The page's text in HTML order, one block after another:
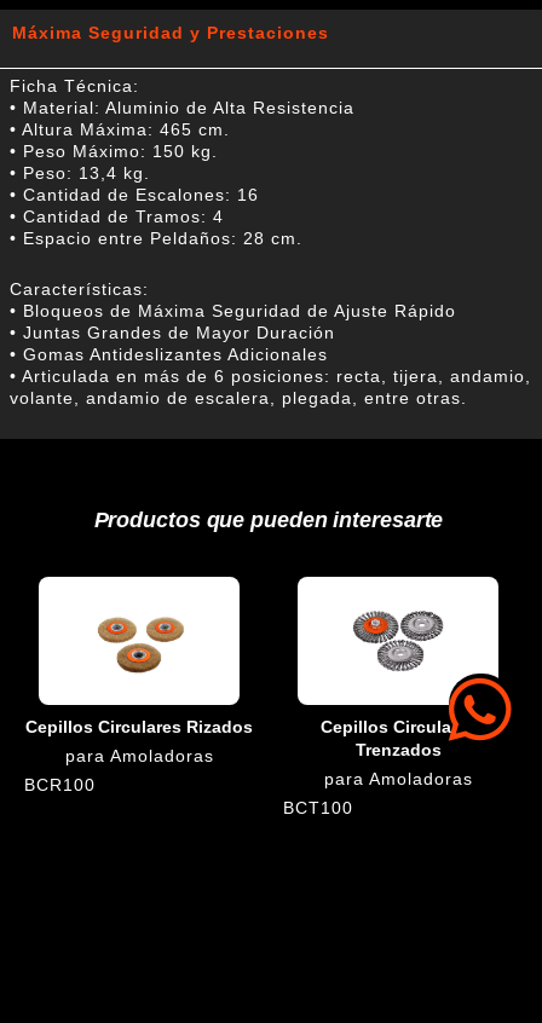
Máxima Seguridad y Prestaciones
Ficha Técnica:
• Material: Aluminio de Alta Resistencia
• Altura Máxima: 465 cm.
• Peso Máximo: 150 kg.
• Peso: 13,4 kg.
• Cantidad de Escalones: 16
• Cantidad de Tramos: 4
• Espacio entre Peldaños: 28 cm.
Características:
• Bloqueos de Máxima Seguridad de Ajuste Rápido
• Juntas Grandes de Mayor Duración
• Gomas Antideslizantes Adicionales
• Articulada en más de 6 posiciones: recta, tijera, andamio,
volante, andamio de escalera, plegada, entre otras.
Productos que pueden interesarte
Cepillos Circulares Rizados
para Amoladoras
BCR100
Cepillos Circulares
Trenzados
para Amoladoras
BCT100